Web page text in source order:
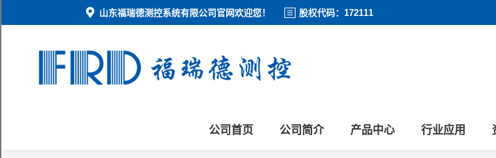
山东福瑞德测控系统有限公司官网欢迎您！ 股权代码：172111
公司首页 公司简介 产品中心 行业应用